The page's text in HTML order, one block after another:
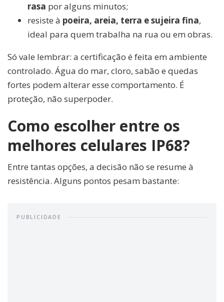
rasa por alguns minutos;
resiste à poeira, areia, terra e sujeira fina,
ideal para quem trabalha na rua ou em obras.
Só vale lembrar: a certificação é feita em ambiente
controlado. Água do mar, cloro, sabão e quedas
fortes podem alterar esse comportamento. É
proteção, não superpoder.
Como escolher entre os
melhores celulares IP68?
Entre tantas opções, a decisão não se resume à
resistência. Alguns pontos pesam bastante:
PUBLICIDADE